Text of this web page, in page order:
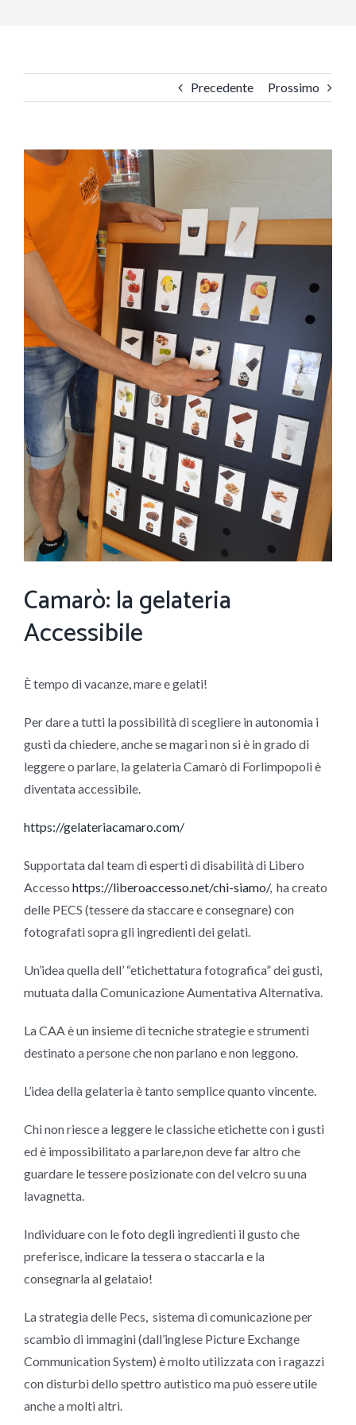
Precedente Prossimo
Ingrandisci
immagine
Camarò: la gelateria
Accessibile
È tempo di vacanze, mare e gelati!
Per dare a tutti la possibilità di scegliere in autonomia i
gusti da chiedere, anche se magari non si è in grado di
leggere o parlare, la gelateria Camarò di Forlimpopoli è
diventata accessibile.
https://gelateriacamaro.com/
Supportata dal team di esperti di disabilità di Libero
Accesso https://liberoaccesso.net/chi-siamo/, ha creato
delle PECS (tessere da staccare e consegnare) con
fotografati sopra gli ingredienti dei gelati.
Un’idea quella dell’ “etichettatura fotografica” dei gusti,
mutuata dalla Comunicazione Aumentativa Alternativa.
La CAA è un insieme di tecniche strategie e strumenti
destinato a persone che non parlano e non leggono.
L’idea della gelateria è tanto semplice quanto vincente.
Chi non riesce a leggere le classiche etichette con i gusti
ed è impossibilitato a parlare,non deve far altro che
guardare le tessere posizionate con del velcro su una
lavagnetta.
Individuare con le foto degli ingredienti il gusto che
preferisce, indicare la tessera o staccarla e la
consegnarla al gelataio!
La strategia delle Pecs, sistema di comunicazione per
scambio di immagini (dall’inglese Picture Exchange
Communication System) è molto utilizzata con i ragazzi
con disturbi dello spettro autistico ma può essere utile
anche a molti altri.